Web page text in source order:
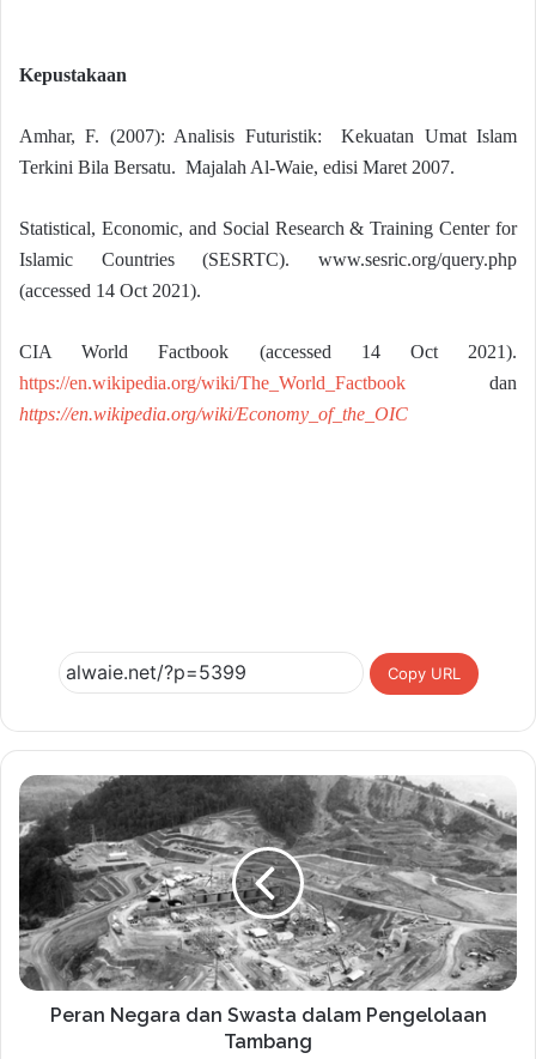
Kepustakaan
Amhar, F. (2007): Analisis Futuristik: Kekuatan Umat Islam
Terkini Bila Bersatu. Majalah Al-Waie, edisi Maret 2007.
Statistical, Economic, and Social Research & Training Center for
Islamic Countries (SESRTC). www.sesric.org/query.php
(accessed 14 Oct 2021).
CIA World Factbook (accessed 14 Oct 2021).
https://en.wikipedia.org/wiki/The_World_Factbook dan
https://en.wikipedia.org/wiki/Economy_of_the_OIC
Copy URL
Peran Negara dan Swasta dalam Pengelolaan
Tambang